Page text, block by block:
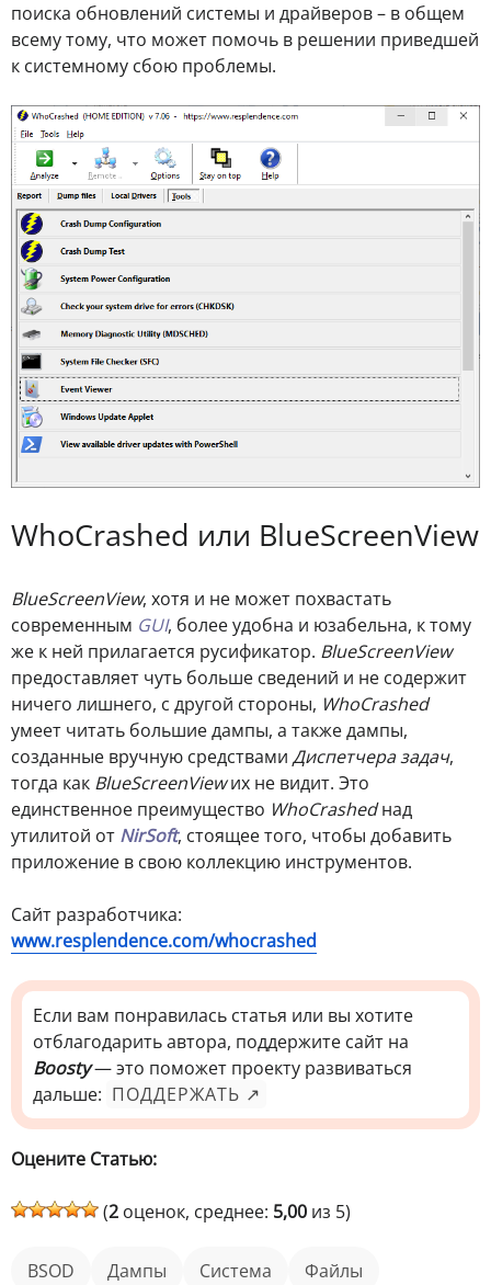
поиска обновлений системы и драйверов – в общем
всему тому, что может помочь в решении приведшей
к системному сбою проблемы.
WhoCrashed или BlueScreenView
BlueScreenView, хотя и не может похвастать
современным GUI, более удобна и юзабельна, к тому
же к ней прилагается русификатор. BlueScreenView
предоставляет чуть больше сведений и не содержит
ничего лишнего, с другой стороны, WhoCrashed
умеет читать большие дампы, а также дампы,
созданные вручную средствами Диспетчера задач,
тогда как BlueScreenViewих не видит. Это
единственное преимущество WhoCrashedнад
утилитой от NirSoft, стоящее того, чтобы добавить
приложение в свою коллекцию инструментов.
Сайт разработчика:
www.resplendence.com/whocrashed
Если вам понравилась статья или вы хотите
отблагодарить автора, поддержите сайт на
Boosty— это поможет проекту развиваться
дальше: ПОДДЕРЖАТЬ ↗
Оцените Статью:
(2 оценок, среднее: 5,00 из 5)
BSOD дампы Система файлы